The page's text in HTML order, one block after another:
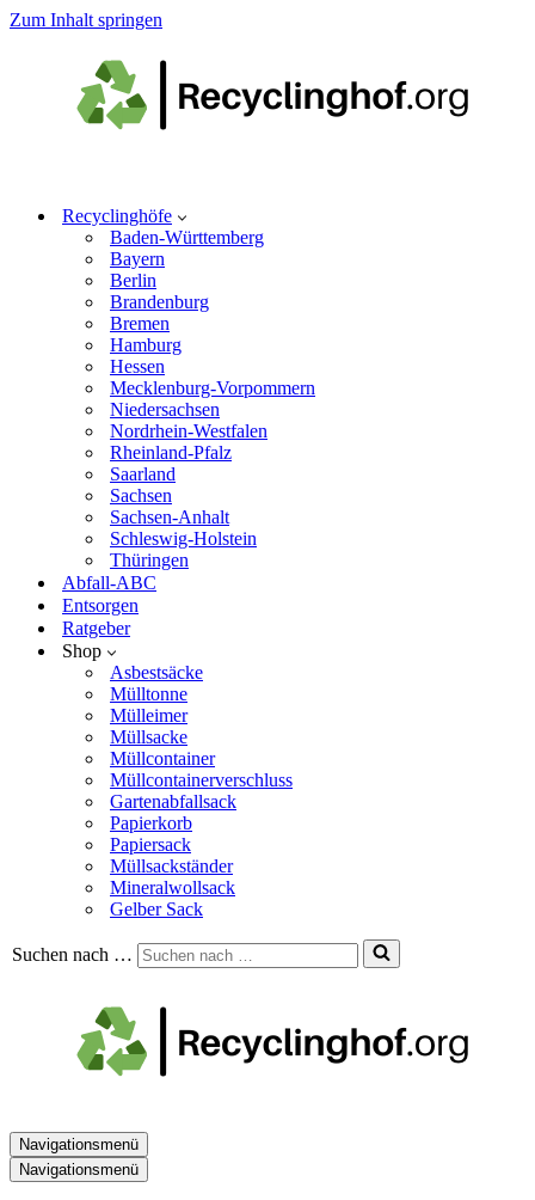
Zum Inhalt springen
Recyclinghöfe
Baden-Württemberg
Bayern
Berlin
Brandenburg
Bremen
Hamburg
Hessen
Mecklenburg-Vorpommern
Niedersachsen
Nordrhein-Westfalen
Rheinland-Pfalz
Saarland
Sachsen
Sachsen-Anhalt
Schleswig-Holstein
Thüringen
Abfall-ABC
Entsorgen
Ratgeber
Shop
Asbestsäcke
Mülltonne
Mülleimer
Müllsacke
Müllcontainer
Müllcontainerverschluss
Gartenabfallsack
Papierkorb
Papiersack
Müllsackständer
Mineralwollsack
Gelber Sack
Suchen nach …
Navigationsmenü
Navigationsmenü